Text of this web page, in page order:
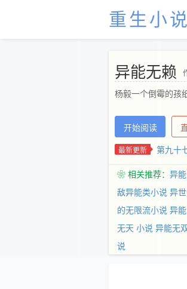
重生小
异能无赖
杨毅一个倒霉的孩
开始阅读
最新更新 第九十
❀ 相关推荐： 异
敌异能类小说 异
的无限流小说 异
无天 小说 异能无
说